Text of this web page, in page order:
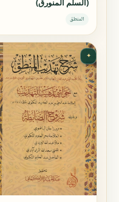
(السلم المنورق)
المنطق
✦